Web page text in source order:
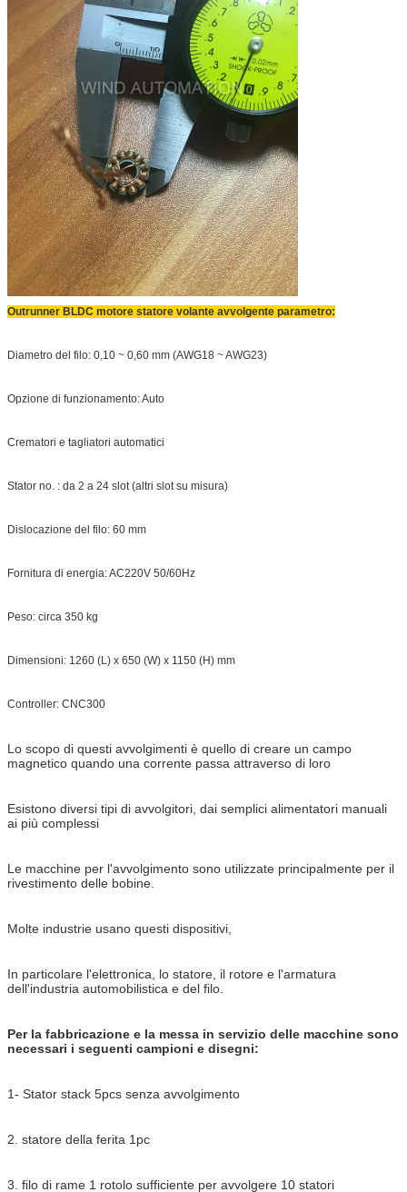
Outrunner BLDC motore statore volante avvolgente parametro:
Diametro del filo: 0,10 ~ 0,60 mm (AWG18 ~ AWG23)
Opzione di funzionamento: Auto
Crematori e tagliatori automatici
Stator no. : da 2 a 24 slot (altri slot su misura)
Dislocazione del filo: 60 mm
Fornitura di energia: AC220V 50/60Hz
Peso: circa 350 kg
Dimensioni: 1260 (L) x 650 (W) x 1150 (H) mm
Controller: CNC300
Lo scopo di questi avvolgimenti è quello di creare un campo
magnetico quando una corrente passa attraverso di loro
Esistono diversi tipi di avvolgitori, dai semplici alimentatori manuali
ai più complessi
Le macchine per l'avvolgimento sono utilizzate principalmente per il
rivestimento delle bobine.
Molte industrie usano questi dispositivi,
In particolare l'elettronica, lo statore, il rotore e l'armatura
dell'industria automobilistica e del filo.
Per la fabbricazione e la messa in servizio delle macchine sono
necessari i seguenti campioni e disegni:
1- Stator stack 5pcs senza avvolgimento
2. statore della ferita 1pc
3. filo di rame 1 rotolo sufficiente per avvolgere 10 statori